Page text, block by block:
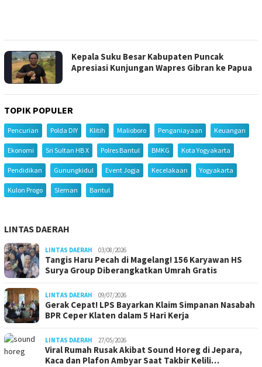
Kepala Suku Besar Kabupaten Puncak
Apresiasi Kunjungan Wapres Gibran ke Papua
TOPIK POPULER
Pencurian Polda DIY Klitih Malioboro Penganiayaan Keuangan
Ekonomi Sri Sultan HB X Polres Bantul BMKG Kota Yogyakarta
Pendidikan Gunungkidul Event Jogja Kecelakaan Yogyakarta
Kulon Progo Sleman Bantul
LINTAS DAERAH
LINTAS DAERAH 03/08/2026
Tangis Haru Pecah di Magelang! 156 Karyawan HS
Surya Group Diberangkatkan Umrah Gratis
LINTAS DAERAH 09/07/2026
Gerak Cepat! LPS Bayarkan Klaim Simpanan Nasabah
BPR Ceper Klaten dalam 5 Hari Kerja
LINTAS DAERAH 27/05/2026
Viral Rumah Rusak Akibat Sound Horeg di Jepara,
Kaca dan Plafon Ambyar Saat Takbir Kelili…